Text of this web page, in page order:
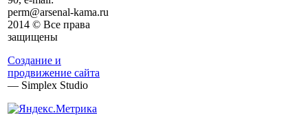
perm@arsenal-kama.ru
2014 © Все права
защищены
Создание и
продвижение сайта
— Simplex Studio